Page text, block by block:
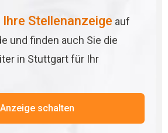
Stellenanzeige auf
und finden auch Sie die
in Stuttgart für Ihr
Anzeige schalten